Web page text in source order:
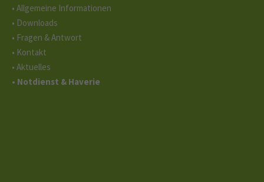
• Allgemeine Informationen
• Downloads
• Fragen & Antwort
• Kontakt
• Aktuelles
• Notdienst & Haverie